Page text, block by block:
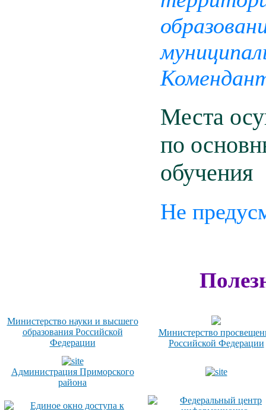
Места
по
обучения
Не
Министерство науки и высшего
образования Российской
Федерации
Министерство
Российской Федерации
Администрация Приморского
района